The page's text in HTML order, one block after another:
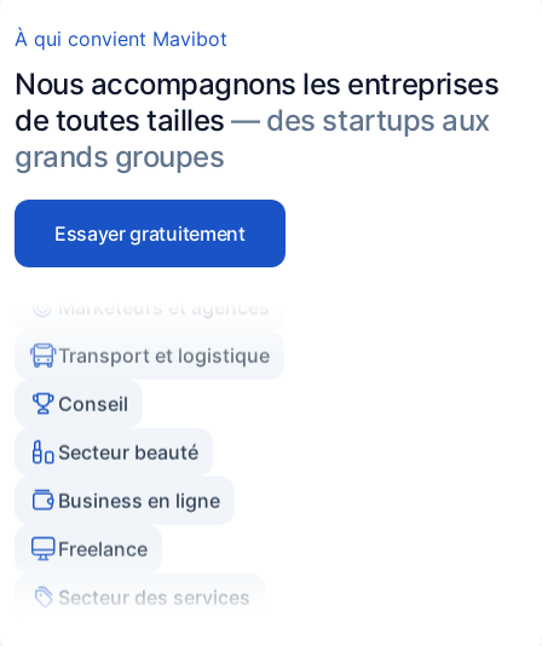
À qui convient Mavibot
Nous accompagnons les entreprises
de toutes tailles— des startups aux
grands groupes
Essayer gratuitement
Agences immobilières
Experts et coachs
Commerce en ligne
Conseil
Secteur beauté
Business en ligne
Freelance
Secteur des services
Agences immobilières